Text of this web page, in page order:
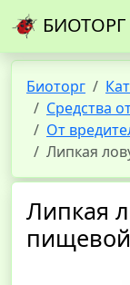
БИОТОРГ
Биоторг
Средства
От
Липкая
Липкая